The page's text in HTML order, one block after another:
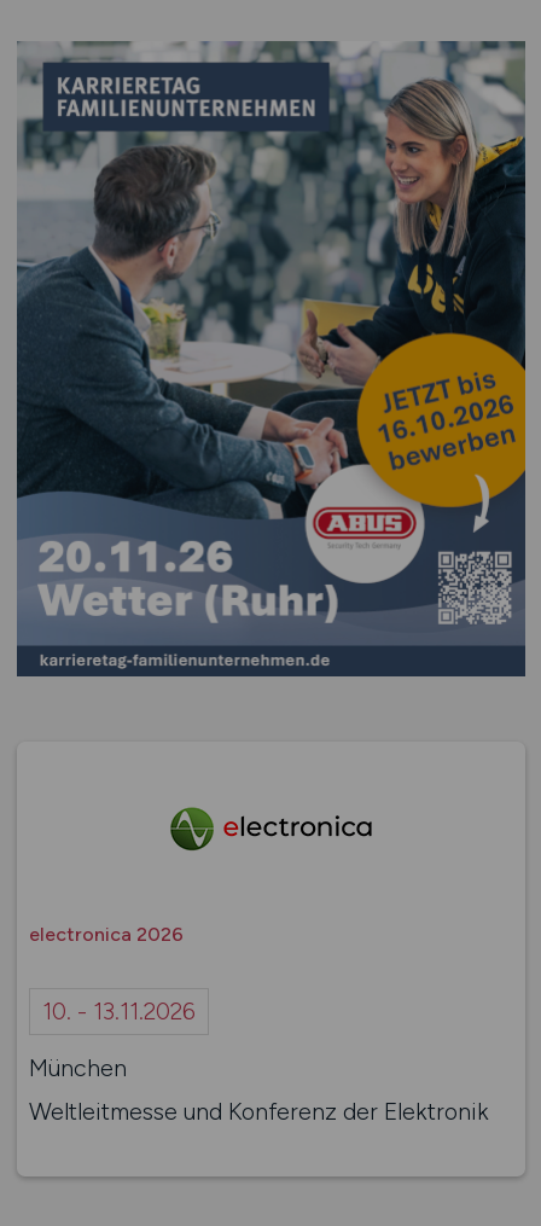
electronica 2026
10. - 13.11.2026
München
Weltleitmesse und Konferenz der Elektronik